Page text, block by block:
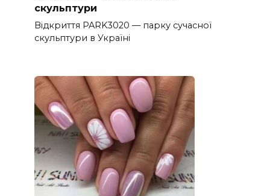
скульптури
Відкриття PARK3020 — парку сучасної
скульптури в Україні